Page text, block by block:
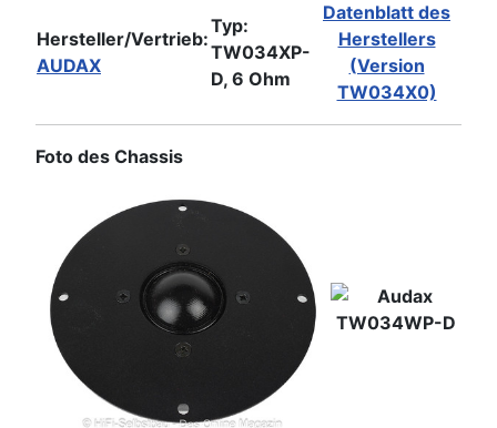
Hersteller/Vertrieb:
AUDAX
Typ:
TW034XP-
D, 6 Ohm
Datenblatt des
Herstellers
(Version
TW034X0)
Foto des Chassis